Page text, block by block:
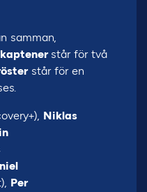
samman,
står för två
står för en
Niklas
Per